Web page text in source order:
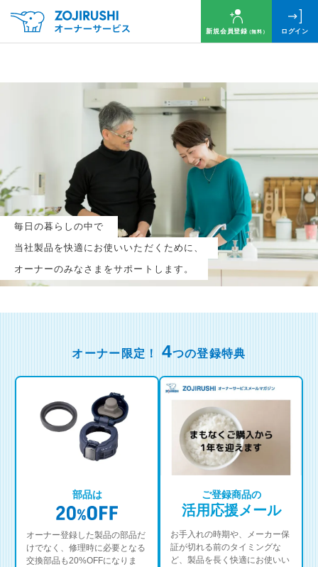
新規会員登録（無料） ログイン
毎日の暮らしの中で
当社製品を快適にお使いいただくために、
オーナーのみなさまをサポートします。
毎月抽選で 名様に
円分のQUOカードプレゼント！
新規会員登録（無料）
ログイン
※新規会員登録または追加製品登録をいただいた方が対象です
※オーナーサービスは日本国内にお住まいの個人の方向けサービスとなります
オーナー限定！ 4つの登録特典
部品は
オーナー登録した製品の部品だ
けでなく、修理時に必要となる
交換部品も20%OFFになりま
ご登録商品の
活用応援メール
お手入れの時期や、メーカー保
証が切れる前のタイミングな
ど、製品を長く快適にお使いい